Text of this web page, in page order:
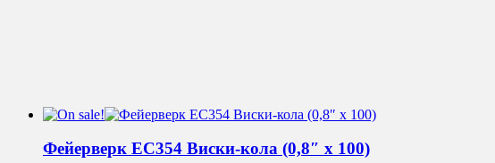
Фейерверк ЕС354 Виски-кола (0,8″ х 100)